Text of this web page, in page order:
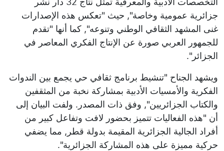
جزائرية عمومية وخاصة", حيث "تعكس هذه الإصدارات
غنى المشهد الثقافي الوطني وتنوعه", كما أنها "تقدم
للجمهور العربي صورة عن الإنتاج الفكري المعاصر في
الجزائر".
ويشهد الجناح "تنشيط برنامج ثقافي حي يجمع بين الندوات
الفكرية والأمسيات الأدبية بمشاركة نخبة من المثقفين
والكتاب الجزائريين", وفق ذات المصدر. ولفت البيان إلى
أن "هذه الفعاليات تتميز بحضور لافت وتفاعل كبير من
أفراد الجالية الجزائرية المقيمة بدولة قطر, مما يضفي
حركية مميزة على هذه المشاركة الجزائرية".